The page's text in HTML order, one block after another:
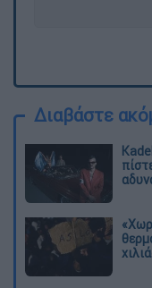
Διαβάστε